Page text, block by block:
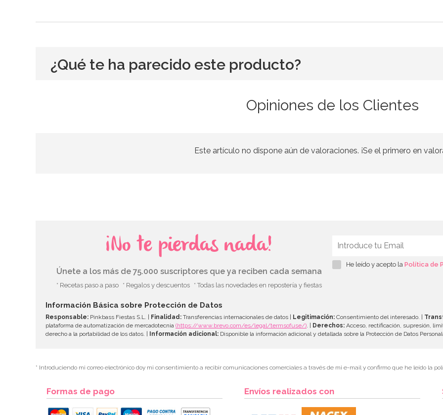
¿Qué te ha parecido este producto?
Opiniones de los Clientes
Este artículo no dispone aún de valoraciones. ¡Se el primero en
¡No te pierdas nada!
Únete a los más de 75.000 suscriptores que ya reciben cada semana
* Recetas paso a paso * Regalos y descuentos * Todas las novedades en repostería y fiestas
He leído y acepto la Política de
Información Básica sobre Protección de Datos
Responsable: Pinkbass Fiestas S.L. | Finalidad: Transferencias internacionales de datos | Legitimación: Consentimiento del interesado. |
plataforma de automatización de mercadotecnia (https://www.brevo.com/es/legal/termsofuse/) . | Derechos: Acceso, rectificación, supresión,
derecho a la portabilidad de los datos. | Información adicional: Disponible la información adicional y detallada sobre la Protección de Datos
* Introduciendo mi correo electrónico doy mi consentimiento a recibir comunicaciones comerciales a través de mi e-mail y confirmo que he leído la
Formas de pago Envíos realizados con